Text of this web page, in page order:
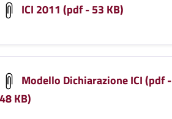
ICI 2011 (pdf - 53 KB)
Modello Dichiarazione ICI (pdf -
KB)